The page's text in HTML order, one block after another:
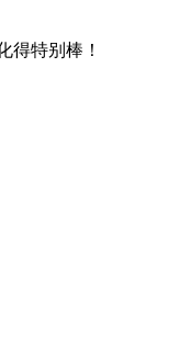
特别棒！